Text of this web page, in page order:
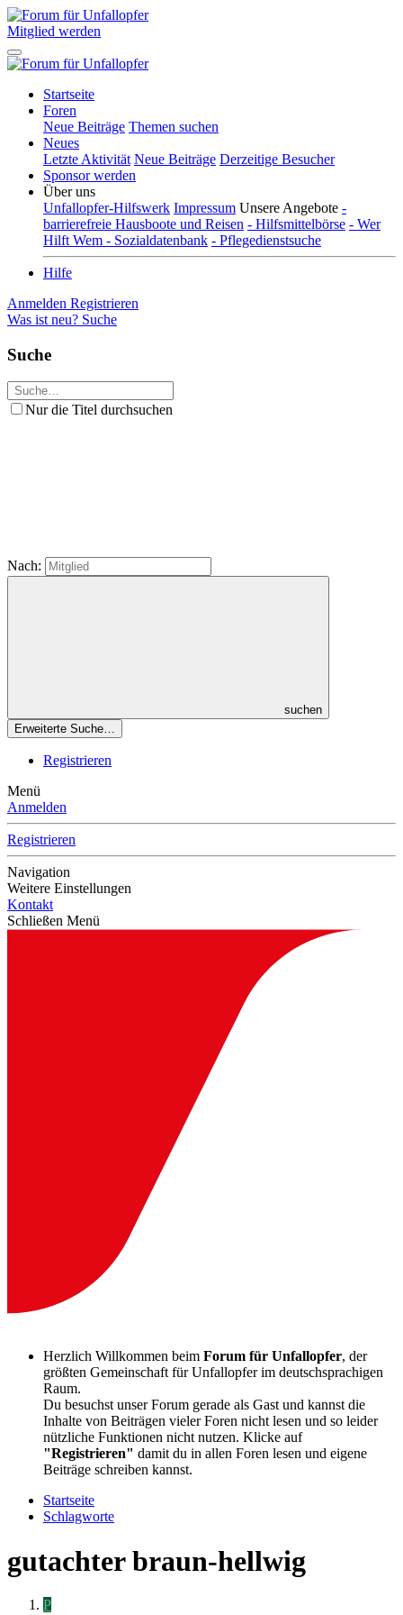
Mitglied werden
Startseite
Foren
Neue Beiträge Themen suchen
Neues
Letzte Aktivität Neue Beiträge Derzeitige Besucher
Sponsor werden
Über uns
Unfallopfer-Hilfswerk Impressum Unsere Angebote -
barrierefreie Hausboote und Reisen - Hilfsmittelbörse - Wer
Hilft Wem - Sozialdatenbank - Pflegedienstsuche
Hilfe
Anmelden Registrieren
Was ist neu? Suche
Suche
Nur die Titel durchsuchen
Nach:
suchen
Erweiterte Suche…
Registrieren
Menü
Anmelden
Registrieren
Navigation
Weitere Einstellungen
Kontakt
Schließen Menü
Herzlich Willkommen beim Forum für Unfallopfer, der
größten Gemeinschaft für Unfallopfer im deutschsprachigen
Raum.
Du besuchst unser Forum gerade als Gast und kannst die
Inhalte von Beiträgen vieler Foren nicht lesen und so leider
nützliche Funktionen nicht nutzen. Klicke auf
"Registrieren" damit du in allen Foren lesen und eigene
Beiträge schreiben kannst.
Startseite
Schlagworte
gutachter braun-hellwig
P